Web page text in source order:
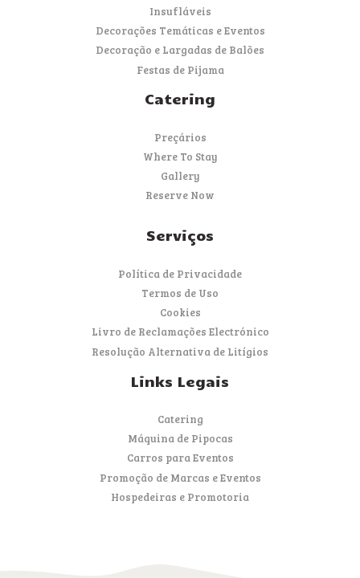
Insufláveis
Decorações Temáticas e Eventos
Decoração e Largadas de Balões
Festas de Pijama
Catering
Preçários
Where To Stay
Gallery
Reserve Now
Serviços
Política de Privacidade
Termos de Uso
Cookies
Livro de Reclamações Electrónico
Resolução Alternativa de Litígios
Links Legais
Catering
Máquina de Pipocas
Carros para Eventos
Promoção de Marcas e Eventos
Hospedeiras e Promotoria